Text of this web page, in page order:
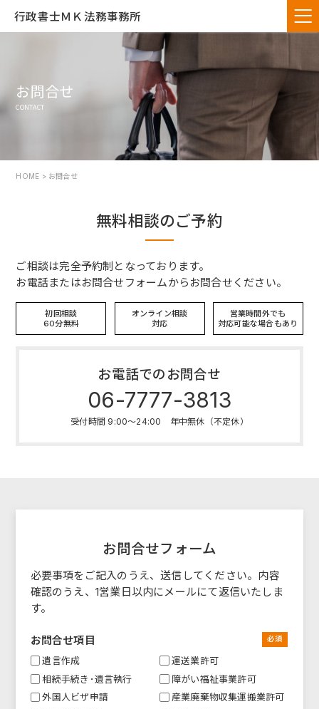
行政書士ＭＫ法務事務所
お問合せ
CONTACT
HOME > お問合せ
無料相談のご予約
ご相談は完全予約制となっております。
お電話またはお問合せフォームからお問合せください。
初回相談
60分無料
オンライン相談
対応
営業時間外でも
対応可能な場合もあり
お電話でのお問合せ
06-7777-3813
受付時間 9:00～24:00 年中無休（不定休）
お問合せフォーム
必要事項をご記入のうえ、送信してください。 内容
確認のうえ、1営業日以内にメールにて返信いたしま
す。
お問合せ項目 必須
遺言作成
相続手続き･遺言執行
外国人ビザ申請
運送業許可
障がい福祉事業許可
産業廃棄物収集運搬業許可